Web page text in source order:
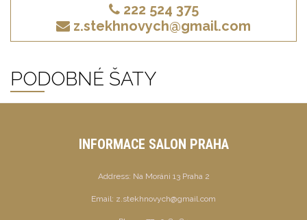
222 524 375
z.stekhnovych@gmail.com
PODOBNÉ ŠATY
INFORMACE SALON PRAHA
Address: Na Moráni 13 Praha 2
Email: z.stekhnovych@gmail.com